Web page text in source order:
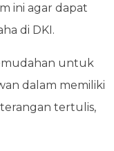
ini agar dapat
di DKI.
untuk
dalam memiliki
tertulis,